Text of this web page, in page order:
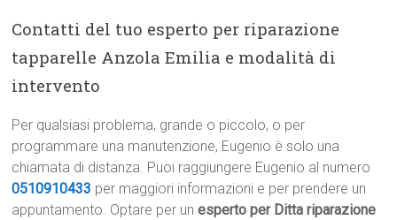
Contatti del tuo esperto per riparazione
tapparelle Anzola Emilia e modalità di
intervento
Per qualsiasi problema, grande o piccolo, o per
programmare una manutenzione, Eugenio è solo una
chiamata di distanza. Puoi raggiungere Eugenio al numero
0510910433 per maggiori informazioni e per prendere un
appuntamento. Optare per unesperto per Ditta riparazione